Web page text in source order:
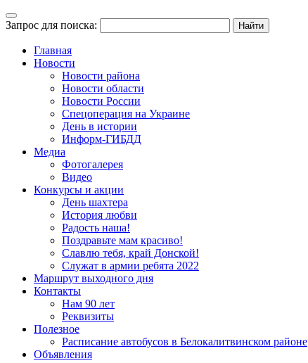
Запрос для поиска:
Главная
Новости
Новости района
Новости области
Новости России
Спецоперация на Украине
День в истории
Информ-ГИБДД
Медиа
Фотогалерея
Видео
Конкурсы и акции
День шахтера
История любви
Радость наша!
Поздравьте мам красиво!
Славлю тебя, край Донской!
Служат в армии ребята 2022
Маршрут выходного дня
Контакты
Нам 90 лет
Реквизиты
Полезное
Расписание автобусов в Белокалитвинском районе
Объявления